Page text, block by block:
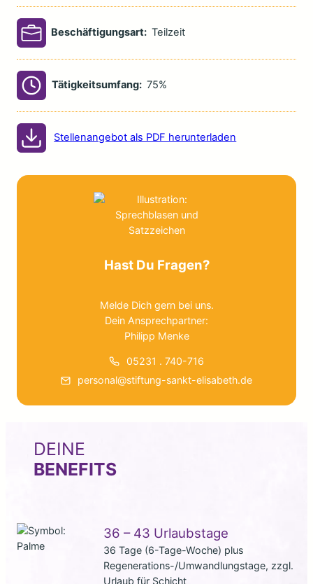
Beschäftigungsart: Teilzeit
Tätigkeitsumfang: 75%
Stellenangebot als PDF herunterladen
Hast Du Fragen?
Melde Dich gern bei uns.
Dein Ansprechpartner:
Philipp Menke
05231 . 740-716
personal@stiftung-sankt-elisabeth.de
DEINE
BENEFITS
36 – 43 Urlaubstage
36 Tage (6-Tage-Woche) plus
Regenerations-/Umwandlungstage, zzgl.
Urlaub für Schicht